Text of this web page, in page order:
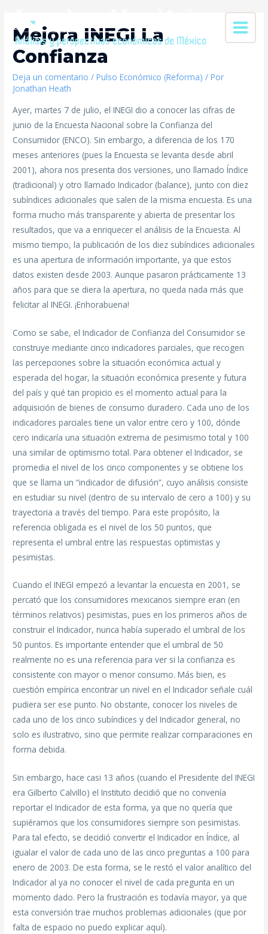
Mejora INEGI La
Confianza
Deja un comentario /Pulso Económico (Reforma) / Por
Jonathan Heath
Ayer, martes 7 de julio, el INEGI dio a conocer las cifras de
junio de la Encuesta Nacional sobre la Confianza del
Consumidor (ENCO). Sin embargo, a diferencia de los 170
meses anteriores (pues la Encuesta se levanta desde abril
2001), ahora nos presenta dos versiones, uno llamado Índice
(tradicional) y otro llamado Indicador (balance), junto con diez
subíndices adicionales que salen de la misma encuesta. Es una
forma mucho más transparente y abierta de presentar los
resultados, que va a enriquecer el análisis de la Encuesta. Al
mismo tiempo, la publicación de los diez subíndices adicionales
es una apertura de información importante, ya que estos
datos existen desde 2003. Aunque pasaron prácticamente 13
años para que se diera la apertura, no queda nada más que
felicitar al INEGI. ¡Enhorabuena!
Como se sabe, el Indicador de Confianza del Consumidor se
construye mediante cinco indicadores parciales, que recogen
las percepciones sobre la situación económica actual y
esperada del hogar, la situación económica presente y futura
del país y qué tan propicio es el momento actual para la
adquisición de bienes de consumo duradero. Cada uno de los
indicadores parciales tiene un valor entre cero y 100, dónde
cero indicaría una situación extrema de pesimismo total y 100
una similar de optimismo total. Para obtener el Indicador, se
promedia el nivel de los cinco componentes y se obtiene los
que se llama un “indicador de difusión”, cuyo análisis consiste
en estudiar su nivel (dentro de su intervalo de cero a 100) y su
trayectoria a través del tiempo. Para este propósito, la
referencia obligada es el nivel de los 50 puntos, que
representa el umbral entre las respuestas optimistas y
pesimistas.
Cuando el INEGI empezó a levantar la encuesta en 2001, se
percató que los consumidores mexicanos siempre eran (en
términos relativos) pesimistas, pues en los primeros años de
construir el Indicador, nunca había superado el umbral de los
50 puntos. Es importante entender que el umbral de 50
realmente no es una referencia para ver si la confianza es
consistente con mayor o menor consumo. Más bien, es
cuestión empírica encontrar un nivel en el Indicador señale cuál
pudiera ser ese punto. No obstante, conocer los niveles de
cada uno de los cinco subíndices y del Indicador general, no
solo es ilustrativo, sino que permite realizar comparaciones en
forma debida.
Sin embargo, hace casi 13 años (cuando el Presidente del INEGI
era Gilberto Calvillo) el Instituto decidió que no convenía
reportar el Indicador de esta forma, ya que no quería que
supiéramos que los consumidores siempre son pesimistas.
Para tal efecto, se decidió convertir el Indicador en Índice, al
igualar el valor de cada uno de las cinco preguntas a 100 para
enero de 2003. De esta forma, se le restó el valor analítico del
Indicador al ya no conocer el nivel de cada pregunta en un
momento dado. Pero la frustración es todavía mayor, ya que
esta conversión trae muchos problemas adicionales (que por
falta de espacio no puedo explicar aquí).